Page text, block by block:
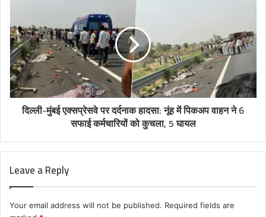
दिल्ली-मुंबई एक्सप्रेसवे पर दर्दनाक हादसा: नूंह में पिकअप वाहन ने 6
सफाई कर्मचारियों को कुचला, 5 घायल
Leave a Reply
Your email address will not be published. Required fields are